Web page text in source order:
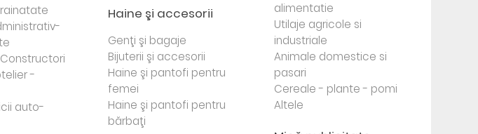
-
auto-
Haine şi accesorii
Genţi şi bagaje
Bijuterii şi accesorii
Haine şi pantofi pentru
femei
Haine şi pantofi pentru
bărbaţi
alimentatie
Utilaje agricole si
industriale
Animale domestice si
pasari
Cereale - plante - pomi
Altele